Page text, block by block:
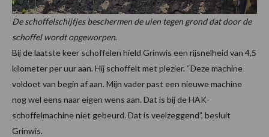
De schoffelschijfjes beschermen de uien tegen grond dat door de
schoffel wordt opgeworpen.
Bij de laatste keer schoffelen hield Grinwis een rijsnelheid van 4,5
kilometer per uur aan. Hij schoffelt met plezier. “Deze machine
voldoet van begin af aan. Mijn vader past een nieuwe machine
nog wel eens naar eigen wens aan. Dat is bij de HAK-
schoffelmachine niet gebeurd. Dat is veelzeggend”, besluit
Grinwis.